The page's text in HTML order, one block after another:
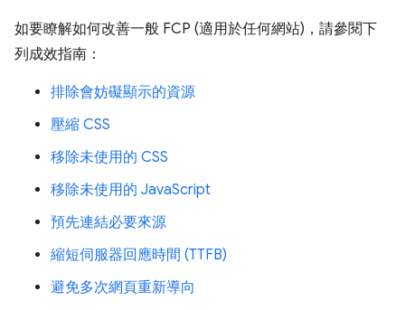
如要瞭解如何改善一般 FCP (適用於任何網站)，請參閱下
列成效指南：
排除會妨礙顯示的資源
壓縮 CSS
移除未使用的 CSS
移除未使用的 JavaScript
預先連結必要來源
縮短伺服器回應時間 (TTFB)
避免多次網頁重新導向